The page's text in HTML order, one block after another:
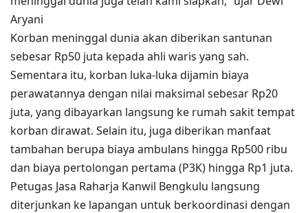
Aryani
Korban meninggal dunia akan diberikan santunan
sebesar Rp50 juta kepada ahli waris yang sah.
Sementara itu, korban luka-luka dijamin biaya
perawatannya dengan nilai maksimal sebesar Rp20
juta, yang dibayarkan langsung ke rumah sakit tempat
korban dirawat. Selain itu, juga diberikan manfaat
tambahan berupa biaya ambulans hingga Rp500 ribu
dan biaya pertolongan pertama (P3K) hingga Rp1 juta.
Petugas Jasa Raharja Kanwil Bengkulu langsung
diterjunkan ke lapangan untuk berkoordinasi dengan